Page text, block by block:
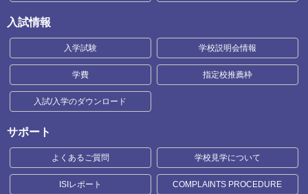
入試情報
入学試験 学校説明会情報
学費 指定校推薦枠
入試/入学のダウンロード
サポート
よくあるご質問 学校見学について
ISIレポート COMPLAINTS PROCEDURE